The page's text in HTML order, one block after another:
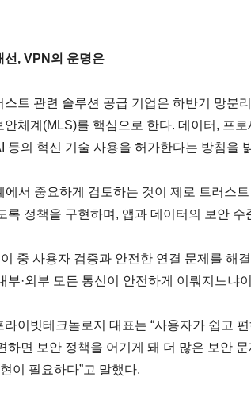
선, VPN의 운명은
스트 관련 솔루션 공급 기업은 하반기 망분
안체계(MLS)를 핵심으로 한다. 데이터, 프
등의 혁신 기술 사용을 허가한다는 방침을
에서 중요하게 검토하는 것이 제로 트러스
록 정책을 구현하며, 앱과 데이터의 보안
중 사용자 검증과 안전한 연결 문제를 해
부·외부 모든 통신이 안전하게 이뤄지느냐
라이빗테크놀로지 대표는 “사용자가 쉽고
하면 보안 정책을 어기게 돼 더 많은 보안
이 필요하다”고 말했다.